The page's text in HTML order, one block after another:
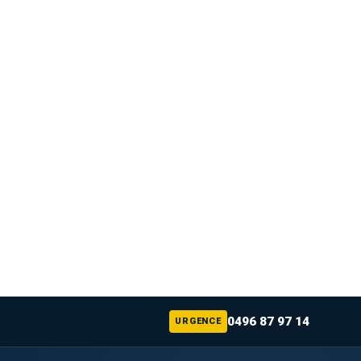
URGENCE 0496 87 97 14